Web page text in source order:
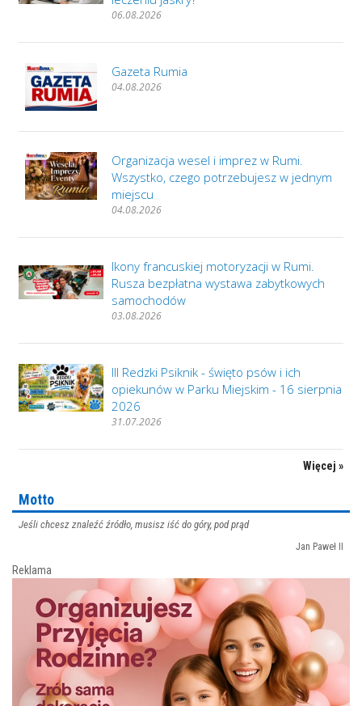
06.08.2026
Gazeta Rumia
04.08.2026
Organizacja wesel i imprez w Rumi.
Wszystko, czego potrzebujesz w jednym
miejscu
04.08.2026
Ikony francuskiej motoryzacji w Rumi.
Rusza bezpłatna wystawa zabytkowych
samochodów
03.08.2026
III Redzki Psiknik - święto psów i ich
opiekunów w Parku Miejskim - 16 sierpnia
2026
31.07.2026
Więcej »
Motto
Jeśli chcesz znaleźć źródło, musisz iść do góry, pod prąd
Jan Paweł II
Reklama